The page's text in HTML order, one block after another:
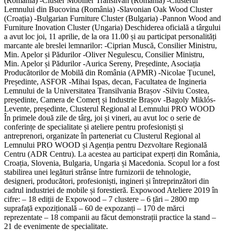
Lemnului din Bucovina (România) -Slavonian Oak Wood Cluster
(Croația) -Bulgarian Furniture Cluster (Bulgaria) -Pannon Wood and
Furniture Inovation Cluster (Ungaria) Deschiderea oficială a târgului
a avut loc joi, 11 aprilie, de la ora 11.00 și au participat personalități
marcante ale breslei lemnarilor: -Ciprian Muscă, Consilier Ministru,
Min. Apelor și Pădurilor -Oliver Negulescu, Consilier Ministru,
Min. Apelor și Pădurilor -Aurica Sereny, Președinte, Asociația
Producătorilor de Mobilă din România (APMR) -Nicolae Țucunel,
Președinte, ASFOR -Mihai Ispas, decan, Facultatea de Ingineria
Lemnului de la Universitatea Transilvania Brașov -Silviu Costea,
președinte, Camera de Comerț și Industrie Brașov -Bagoly Miklós-
Levente, președinte, Clusterul Regional al Lemnului PRO WOOD
În primele două zile de târg, joi și vineri, au avut loc o serie de
conferințe de specialitate și ateliere pentru profesioniști și
antreprenori, organizate în parteneriat cu Clusterul Regional al
Lemnului PRO WOOD și Agenția pentru Dezvoltare Regională
Centru (ADR Centru). La acestea au participat experți din România,
Croația, Slovenia, Bulgaria, Ungaria și Macedonia. Scopul lor a fost
stabilirea unei legături strânse între furnizorii de tehnologie,
designeri, producători, profesioniști, ingineri și întreprinzători din
cadrul industriei de mobile și forestieră. Expowood Ateliere 2019 în
cifre: – 18 ediții de Expowood – 7 clustere – 6 țări – 2800 mp
suprafață expozițională – 60 de expozanți – 170 de mărci
reprezentate – 18 companii au făcut demonstrații practice la stand –
21 de evenimente de specialitate.